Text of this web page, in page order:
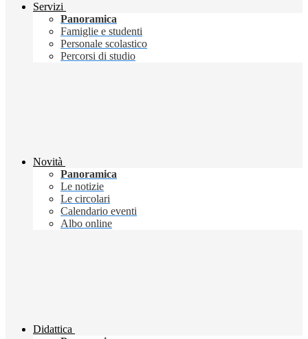
Servizi
Panoramica
Famiglie e studenti
Personale scolastico
Percorsi di studio
Novità
Panoramica
Le notizie
Le circolari
Calendario eventi
Albo online
Didattica